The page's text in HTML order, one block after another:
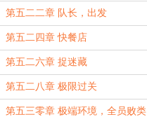
第五二二章 队长，出发
第五二四章 快餐店
第五二六章 捉迷藏
第五二八章 极限过关
第五三零章 极端环境，全员败类